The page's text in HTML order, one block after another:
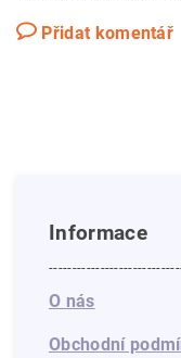
Přidat komentář
Informace
O nás
Obchodní